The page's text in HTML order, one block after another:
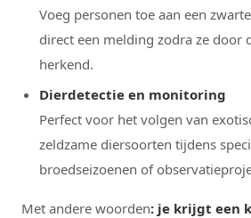
Voeg personen toe aan een
direct een melding zodra ze door
herkend.
Dierdetectie en monitoring
Perfect voor het volgen van
zeldzame diersoorten tijdens
broedseizoenen of
Met andere woorden: je krijgt een